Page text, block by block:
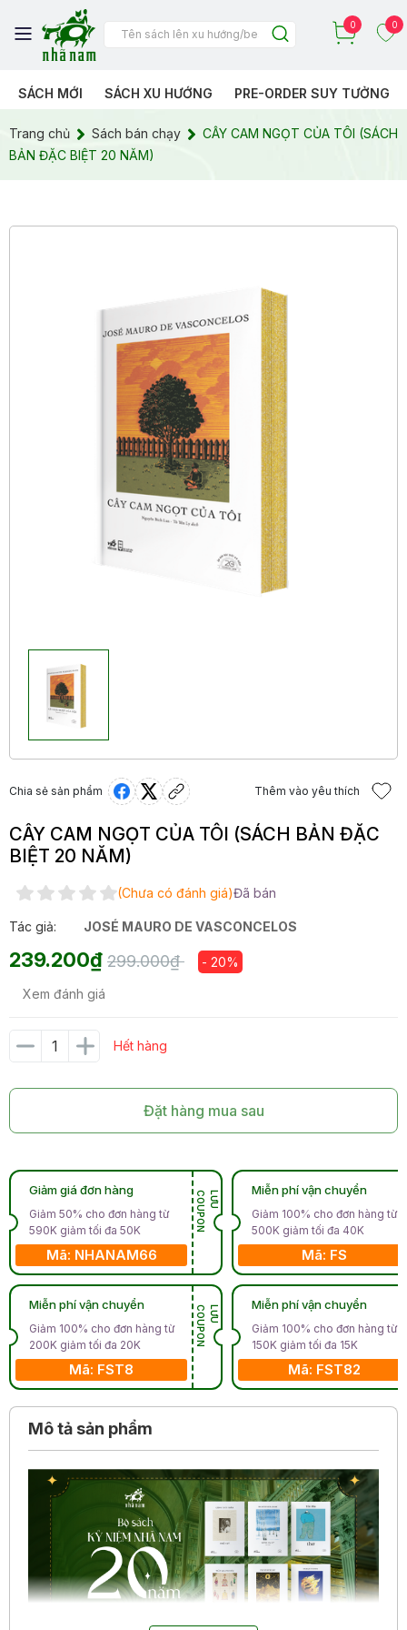
0 0
SÁCH MỚI SÁCH XU HƯỚNG PRE-ORDER SUY TƯỞNG
Trang chủ Sách bán chạy
CÂY CAM NGỌT CỦA TÔI (SÁCH
BẢN ĐẶC BIỆT 20 NĂM)
Chia sẻ sản phẩm Thêm vào yêu thích
CÂY CAM NGỌT CỦA TÔI (SÁCH BẢN ĐẶC
BIỆT 20 NĂM)
(Chưa có đánh giá)Đã bán
Tác giả: JOSÉ MAURO DE VASCONCELOS
239.200₫ 299.000₫ - 20%
Xem đánh giá
Hết hàng
Đặt hàng mua sau
Giảm giá đơn hàng
Giảm 50% cho đơn hàng từ
590K giảm tối đa 50K
Mã: NHANAM66
L
Ư
U
C
O
U
P
O
N
Miễn phí vận chuyển
Giảm 100% cho đơn hàng từ
200K giảm tối đa 20K
Mã: FST8
L
Ư
U
C
O
U
P
O
N
Miễn phí vận chuyển
Giảm 100% cho đơn hàng từ
500K giảm tối đa 40K
Mã: FS
Miễn phí vận chuyển
Giảm 100% cho đơn hàng từ
150K giảm tối đa 15K
Mã: FST82
Mô tả sản phẩm